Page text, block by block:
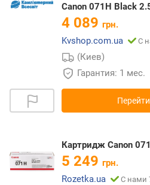
Canon 071H Black
4 089 грн.
Kvshop.com.ua
С
(Киев)
Гарантия: 1 мес.
Картридж Canon
5 249 грн.
Rozetka.ua
С нами